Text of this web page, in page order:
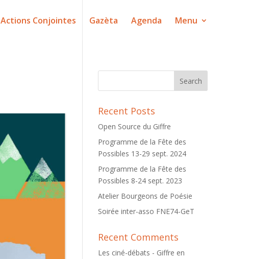
Actions Conjointes Gazèta Agenda Menu
Recent Posts
Open Source du Giffre
Programme de la Fête des
Possibles 13-29 sept. 2024
Programme de la Fête des
Possibles 8-24 sept. 2023
Atelier Bourgeons de Poésie
Soirée inter-asso FNE74-GeT
Recent Comments
Les ciné-débats - Giffre en